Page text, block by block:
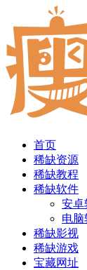
首页
稀缺资源
稀缺教程
稀缺软件
安卓
电脑
稀缺影视
稀缺游戏
宝藏网址